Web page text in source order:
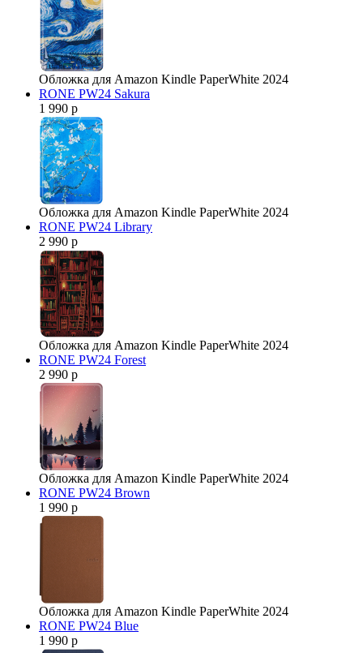
Обложка для Amazon Kindle PaperWhite 2024
RONE PW24 Sakura
1 990 р
Обложка для Amazon Kindle PaperWhite 2024
RONE PW24 Library
2 990 р
Обложка для Amazon Kindle PaperWhite 2024
RONE PW24 Forest
2 990 р
Обложка для Amazon Kindle PaperWhite 2024
RONE PW24 Brown
1 990 р
Обложка для Amazon Kindle PaperWhite 2024
RONE PW24 Blue
1 990 р